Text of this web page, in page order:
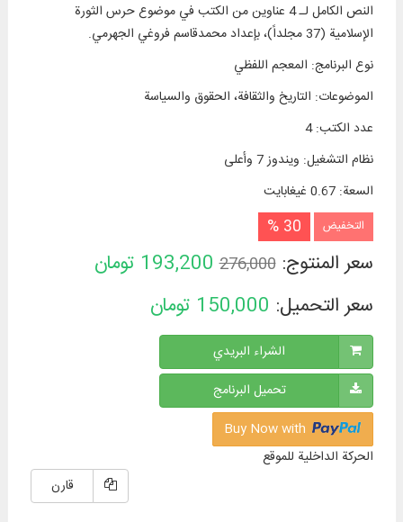
النص الكامل لـ 4 عناوين من الكتب في موضوع حرس الثورة
الإسلامية (37 مجلداً)، بإعداد محمدقاسم فروغي الجهرمي.
نوع البرنامج: المعجم اللفظي
الموضوعات: التاريخ والثقافة، الحقوق والسياسة
عدد الكتب:
4
نظام التشغیل: ويندوز 7 وأعلی
السعة:0.67 غيغابايت
التخفيض 30 %
سعر المنتوج:276,000
193,200 تومان
سعر التحميل: 150,000 تومان
الشراء البريدي
تحميل البرنامج
الحركة الداخلية للموقع
قارن